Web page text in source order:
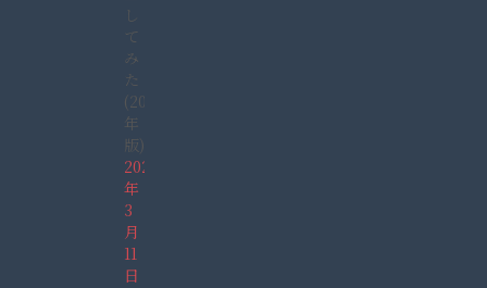
し
て
み
た
(2022
年
版)
2022
年
3
月
11
日